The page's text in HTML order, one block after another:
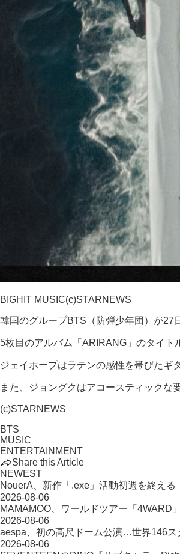
BIGHIT MUSIC(c)STARNEWS
韓国のグループBTS（防弾少年団）が27
5枚目のアルバム「ARIRANG」のタイト
ジェイホープはラテンの感性を帯びたギ
また、ジョングクはアコースティックな
(c)STARNEWS
BTS
MUSIC
ENTERTAINMENT
Share this Article
NEWEST
NouerA、新作「.exe」活動初週を終える
2026-08-06
MAMAMOO、ワールドツアー「4WARD
2026-08-06
aespa、初の高尺ドーム公演…世界146ス
2026-08-06